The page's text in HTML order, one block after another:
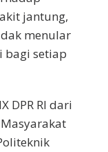
jantung,
menular
bagi setiap
DPR RI dari